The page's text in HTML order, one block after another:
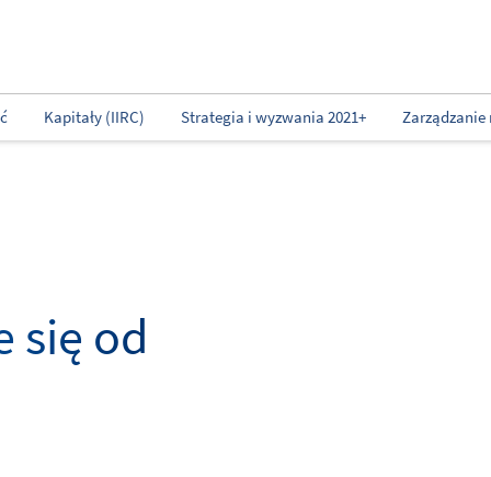
Kapitały (IIRC) Strategia i wyzwania 2021+ Zarządzanie
się od